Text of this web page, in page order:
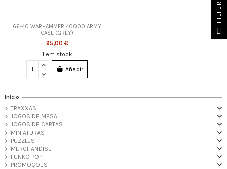
66-40 WARHAMMER 40000 ARMY
CASE (GREY)
95,00 €
1 em stock
Añadir
Inicio
TRAXXAS
JOGOS DE MESA
JOGOS DE CARTAS
MINIATURAS
PUZZLES
MERCHANDISE
FUNKO POP!
PROMOÇÕES
FILTER